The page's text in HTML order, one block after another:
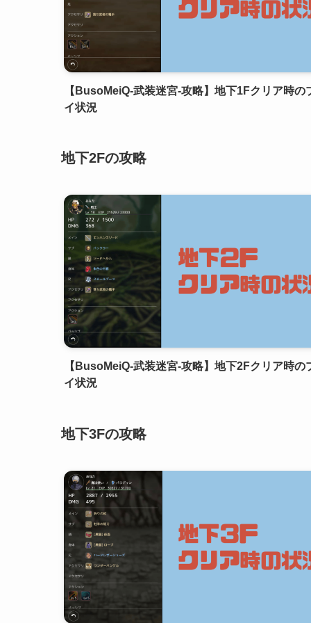
【BusoMeiQ-武装迷宮-攻略】地下1Fクリア時の
イ状況
地下2Fの攻略
【BusoMeiQ-武装迷宮-攻略】地下2Fクリア時の
イ状況
地下3Fの攻略